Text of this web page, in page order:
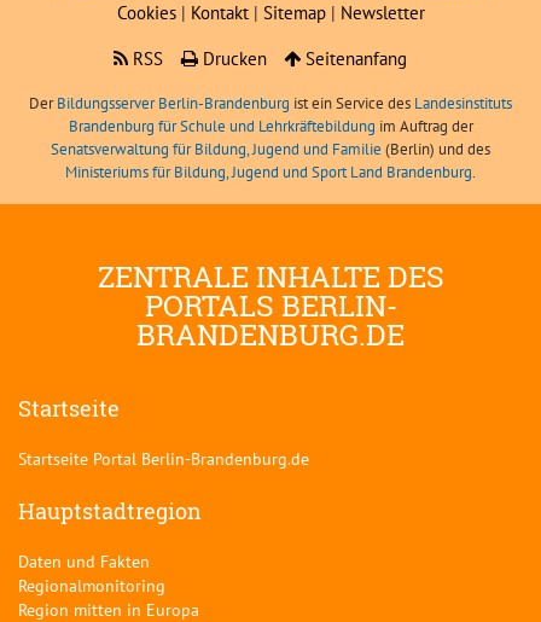
Cookies| Kontakt | Sitemap| Newsletter
RSS
Drucken Seitenanfang
DerBildungsserver Berlin-Brandenburg ist ein Service des Landesinstituts
Brandenburg für Schule und Lehrkräftebildung im Auftrag der
Senatsverwaltung für Bildung, Jugend und Familie (Berlin) und des
Ministeriums für Bildung, Jugend und Sport Land Brandenburg.
ZENTRALE INHALTE DES
PORTALS BERLIN-
BRANDENBURG.DE
Startseite
Startseite Portal Berlin-Brandenburg.de
Hauptstadtregion
Daten und Fakten
Regionalmonitoring
Region mitten in Europa